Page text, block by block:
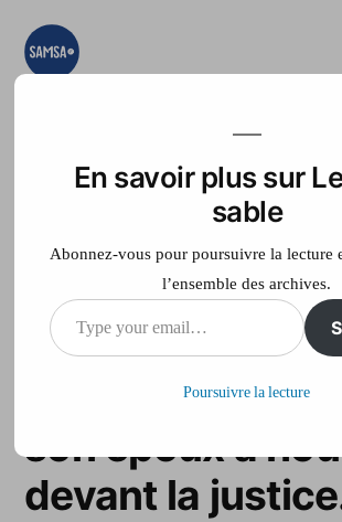
Aller
teste, on expérimente
Accueil France Télé
L’ex-préfète des
Hautes-
son époux à
devant la
En savoir plus sur
sable
Abonnez-vous pour poursuivre la lecture
l’ensemble des archives.
Type
your
Poursuivre la lecture